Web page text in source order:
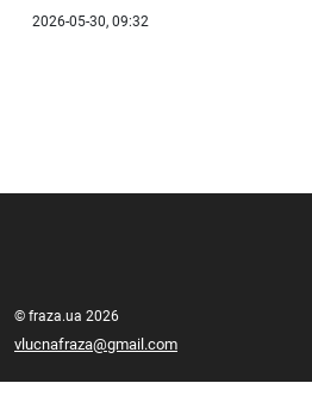
2026-05-30, 09:32
© fraza.ua 2026
vlucnafraza@gmail.com